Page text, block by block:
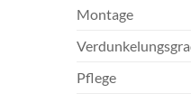
Montage
Pflege